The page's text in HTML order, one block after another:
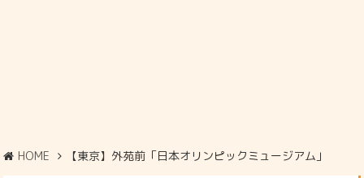
HOME 【東京】外苑前「日本オリンピックミュージアム」